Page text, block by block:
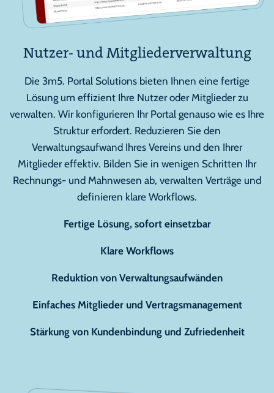
Nutzer- und Mitgliederverwaltung
Die 3m5. Portal Solutions bieten Ihnen eine fertige
Lösung um effizient Ihre Nutzer oder Mitglieder zu
verwalten. Wir konfigurieren Ihr Portal genauso wie es Ihre
Struktur erfordert. Reduzieren Sie den
Verwaltungsaufwand Ihres Vereins und den Ihrer
Mitglieder effektiv. Bilden Sie in wenigen Schritten Ihr
Rechnungs- und Mahnwesen ab, verwalten Verträge und
definieren klare Workflows.
Fertige Lösung, sofort einsetzbar
Klare Workflows
Reduktion von Verwaltungsaufwänden
Einfaches Mitglieder und Vertragsmanagement
Stärkung von Kundenbindung und Zufriedenheit